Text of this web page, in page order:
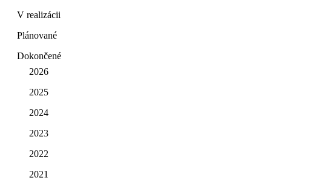
V realizácii
Plánované
Dokončené
2026
2025
2024
2023
2022
2021